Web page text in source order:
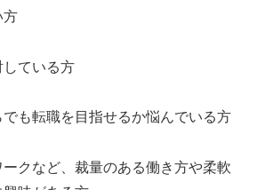
方
ている方
でも転職を目指せるか悩んでいる方
ークなど、裁量のある働き方や柔軟